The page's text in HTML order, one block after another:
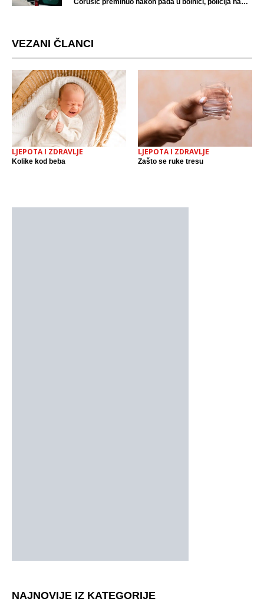
Ćorušić preminuo nakon pada u bolnici, policija na
VEZANI ČLANCI
LJEPOTA I ZDRAVLJE
Kolike kod beba
LJEPOTA I ZDRAVLJE
Zašto se ruke tresu
NAJNOVIJE IZ KATEGORIJE